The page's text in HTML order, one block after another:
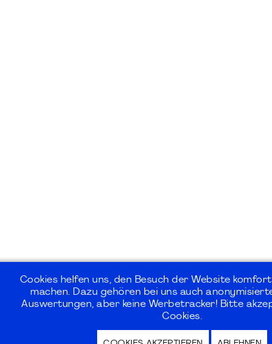
Cookies helfen uns, den Besuch der Website
machen. Dazu gehören bei uns auch
Auswertungen, aber keine Werbetracker! Bitte
Cookies.